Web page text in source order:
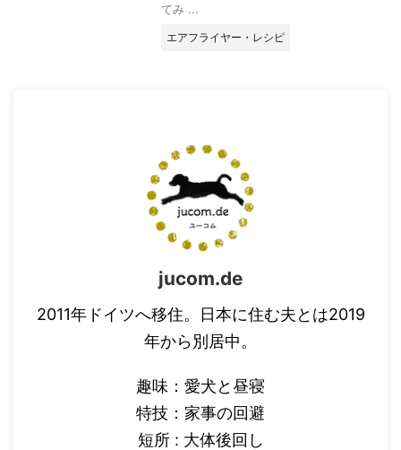
てみ ...
エアフライヤー・レシピ
jucom.de
2011年ドイツへ移住。日本に住む夫とは2019
年から別居中。
趣味：愛犬と昼寝
特技：家事の回避
短所 : 大体後回し